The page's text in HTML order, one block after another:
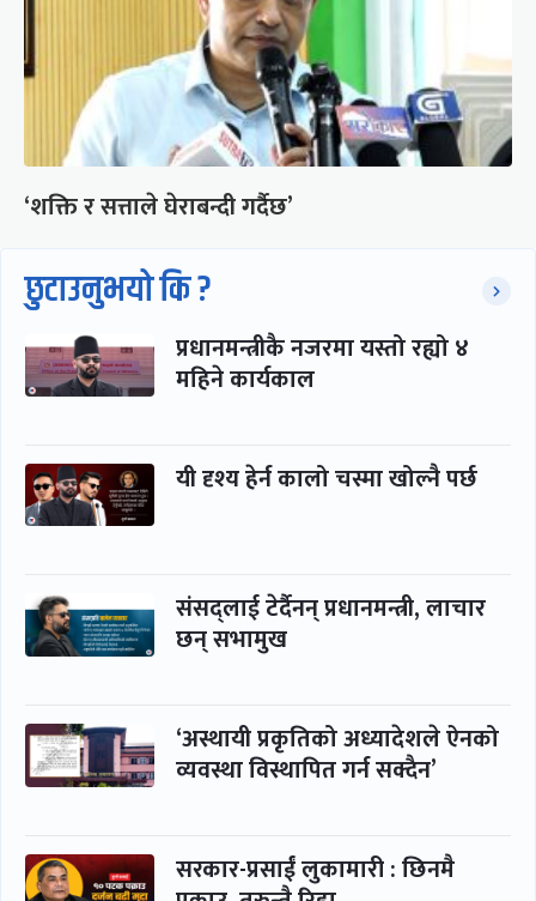
‘शक्ति र सत्ताले घेराबन्दी गर्दैछ’
छुटाउनुभयो कि ?
प्रधानमन्त्रीकै नजरमा यस्तो रह्यो ४
महिने कार्यकाल
यी दृश्य हेर्न कालो चस्मा खोल्नै पर्छ
संसद्लाई टेर्दैनन् प्रधानमन्त्री, लाचार
छन् सभामुख
‘अस्थायी प्रकृतिको अध्यादेशले ऐनको
व्यवस्था विस्थापित गर्न सक्दैन’
सरकार-प्रसाईं लुकामारी : छिनमै